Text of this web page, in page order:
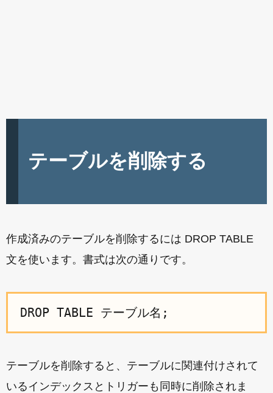
テーブルを削除する
作成済みのテーブルを削除するには DROP TABLE
文を使います。書式は次の通りです。
DROP TABLE テーブル名;
テーブルを削除すると、テーブルに関連付けされて
いるインデックスとトリガーも同時に削除されま